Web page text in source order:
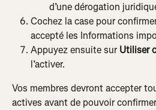
d’une dérogation
Cochez la case pour
accepté les Informations
Appuyez ensuite sur Utiliser
l’activer.
Vos membres devront accepter
actives avant de pouvoir